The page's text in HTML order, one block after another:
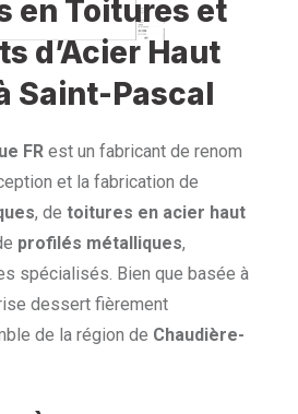
en Toitures et
d’Acier Haut
Saint-Pascal
FR est un fabricant de renom
et la fabrication de
, de toitures en acier haut
profilés métalliques,
spécialisés. Bien que basée à
dessert fièrement
de la région de Chaudière-